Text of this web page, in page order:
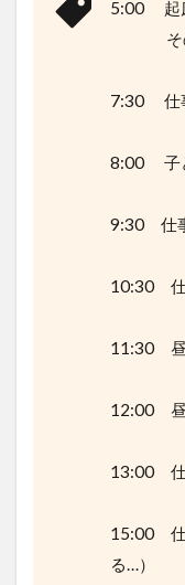
臨時
5:00 起
その
7:30 仕
8:00 子
9:30 仕
10:30 仕
11:30 昼
12:00
13:00 仕
15:00 仕
る…）